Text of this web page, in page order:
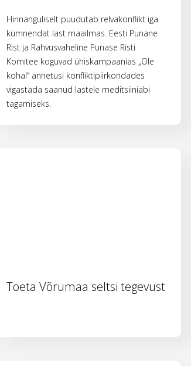
Hinnanguliselt puudutab relvakonflikt iga
kümnendat last maailmas. Eesti Punane
Rist ja Rahvusvaheline Punase Risti
Komitee koguvad ühiskampaanias „Ole
kohal“ annetusi konfliktipiirkondades
vigastada saanud lastele meditsiiniabi
tagamiseks.
Toeta Võrumaa seltsi tegevust